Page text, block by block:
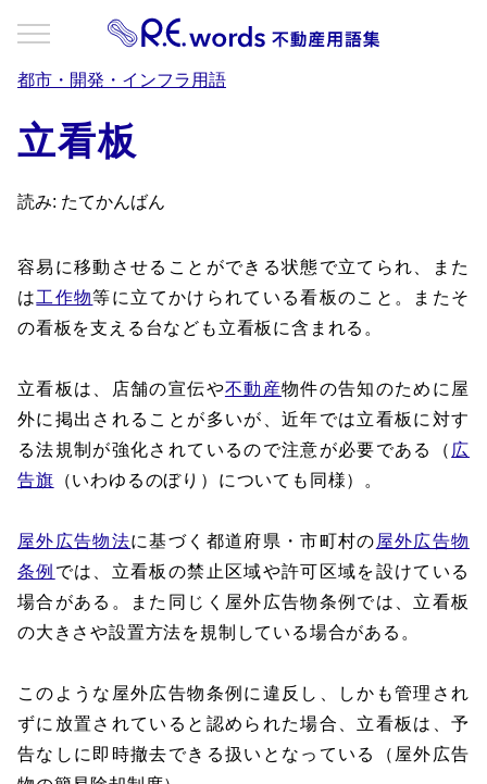
都市・開発・インフラ用語
立看板
読み: たてかんばん
容易に移動させることができる状態で立てられ、また
は工作物等に立てかけられている看板のこと。またそ
の看板を支える台なども立看板に含まれる。
立看板は、店舗の宣伝や不動産物件の告知のために屋
外に掲出されることが多いが、近年では立看板に対す
る法規制が強化されているので注意が必要である（ 広
告旗 （いわゆるのぼり）についても同様）。
屋外広告物法に基づく都道府県・市町村の 屋外広告物
条例 では、立看板の禁止区域や許可区域を設けている
場合がある。また同じく屋外広告物条例では、立看板
の大きさや設置方法を規制している場合がある。
このような屋外広告物条例に違反し、しかも管理され
ずに放置されていると認められた場合、立看板は、予
告なしに即時撤去できる扱いとなっている（屋外広告